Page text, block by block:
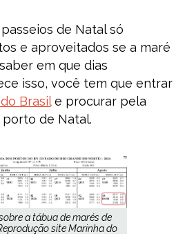
de Natal só
e aproveitados se a maré
em que dias
isso, você tem que entrar
Brasile procurar pela
de Natal.
a tábua de marés de
site Marinha do